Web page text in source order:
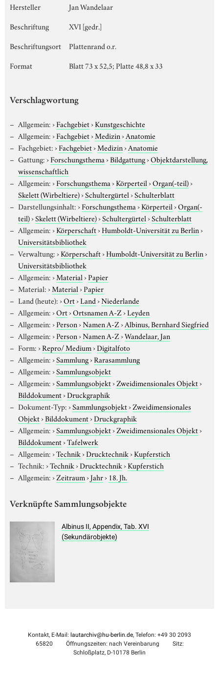
Hersteller
Jan Wandelaar
Beschriftung
XVI [gedr.]
Beschriftungsort
Plattenrand o.r.
Format
Blatt 73 x 52,5; Platte 48,8 x 33
Verschlagwortung
Allgemein:›Fachgebiet›Kunstgeschichte
Allgemein:›Fachgebiet›Medizin›Anatomie
Fachgebiet:›Fachgebiet›Medizin›Anatomie
Gattung:›Forschungsthema›Bildgattung›Objektdarstellung,
wissenschaftlich
Allgemein:›Forschungsthema›Körperteil›Organ(-teil)›
Skelett (Wirbeltiere)›Schultergürtel›Schulterblatt
Darstellungsinhalt:›Forschungsthema›Körperteil›Organ(-
teil)›Skelett (Wirbeltiere)›Schultergürtel›Schulterblatt
Allgemein:›Körperschaft›Humboldt-Universität zu Berlin›
Universitätsbibliothek
Verwaltung:›Körperschaft›Humboldt-Universität zu Berlin›
Universitätsbibliothek
Allgemein:›Material›Papier
Material:›Material›Papier
Land (heute):›Ort›Land›Niederlande
Allgemein:›Ort›Ortsnamen A-Z›Leyden
Allgemein:›Person›Namen A-Z›Albinus, Bernhard Siegfried
Allgemein:›Person›Namen A-Z›Wandelaar, Jan
Form:›Repro/ Medium›Digitalfoto
Allgemein:›Sammlung›Rarasammlung
Allgemein:›Sammlungsobjekt
Allgemein:›Sammlungsobjekt›Zweidimensionales Objekt›
Bilddokument›Druckgraphik
Dokument-Typ:›Sammlungsobjekt›Zweidimensionales
Objekt›Bilddokument›Druckgraphik
Allgemein:›Sammlungsobjekt›Zweidimensionales Objekt›
Bilddokument›Tafelwerk
Allgemein:›Technik›Drucktechnik›Kupferstich
Technik:›Technik›Drucktechnik›Kupferstich
Allgemein:›Zeitraum›Jahr› 18. Jh.
Verknüpfte Sammlungsobjekte
Albinus II, Appendix, Tab. XVI
(Sekundärobjekte)
Kontakt, E-Mail: lautarchiv@hu-berlin.de, Telefon: +49 30 2093
65820
Öffnungszeiten: nach Vereinbarung
Sitz:
Schloßplatz, D-10178 Berlin